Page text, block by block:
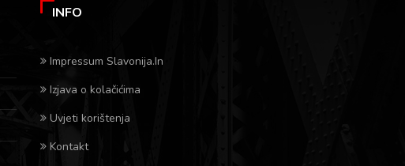
INFO
Impressum Slavonija.In
Izjava o kolačićima
Uvjeti korištenja
Kontakt